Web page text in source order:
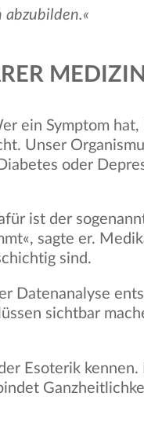
abzubilden.«
ein Symptom hat,
Unser
oder
ist der
sagte er.
sind.
Datenanalyse
sichtbar
Esoterik